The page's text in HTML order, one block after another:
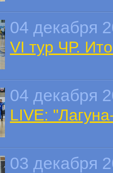
04 декабря
VI тур ЧР.
04 декабря
LIVE:
03 декабря